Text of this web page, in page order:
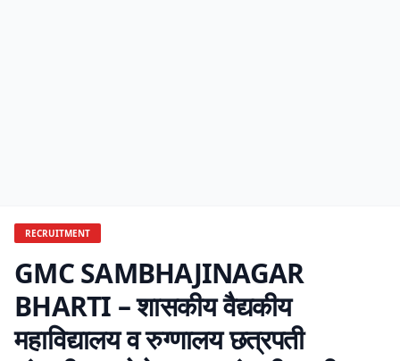
RECRUITMENT
GMC SAMBHAJINAGAR
BHARTI – शासकीय वैद्यकीय
महाविद्यालय व रुग्णालय छत्रपती